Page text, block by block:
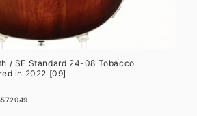
/ SE Standard 24-08 Tobacco
in 2022 [09]